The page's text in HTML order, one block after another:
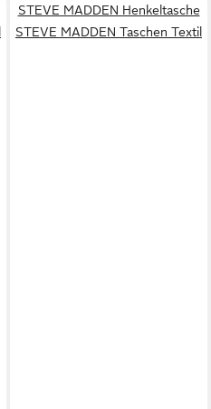
STEVE MADDEN Henkeltasche
STEVE MADDEN Taschen Textil